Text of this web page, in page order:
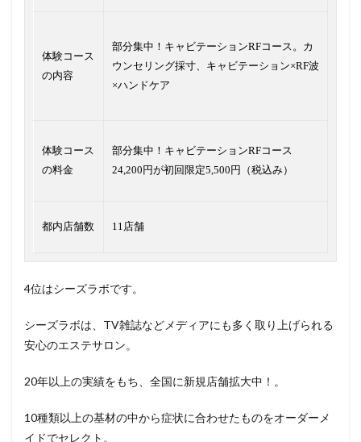
体験コース
の内容
部分集中！キャビテーションRFコース。カ
ウンセリング採寸、キャビテーション×RF波
×ハンドケア
体験コース
の料金
部分集中！キャビテーションRFコース
24,200円が初回限定5,500円（税込み）
都内店舗数 11店舗
4位はシーズラボです。
シーズラボは、TV雑誌などメディアにも多く取り上げられる
安心のエステサロン。
20年以上の実績をもち、全国に新規店舗拡大中！。
10種類以上の基材の中から症状に合わせたものをオーダーメ
イドでセレクト。